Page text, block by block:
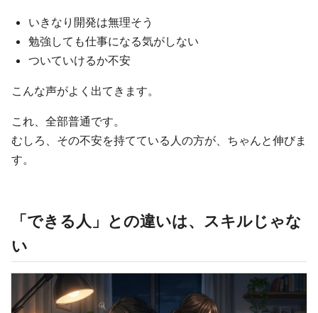
いきなり開発は無理そう
勉強しても仕事になる気がしない
ついていけるか不安
こんな声がよく出てきます。
これ、全部普通です。
むしろ、その不安を持てている人の方が、ちゃんと伸びま
す。
「できる人」との違いは、スキルじゃな
い